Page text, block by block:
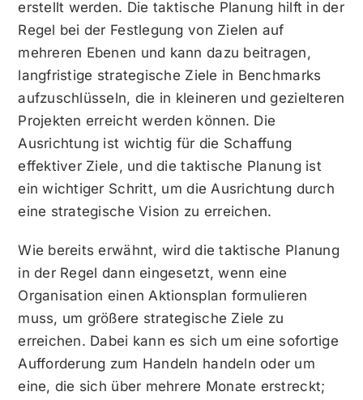
erstellt werden. Die taktische Planung hilft in der
Regel bei der Festlegung von Zielen auf
mehreren Ebenen und kann dazu beitragen,
langfristige strategische Ziele in Benchmarks
aufzuschlüsseln, die in kleineren und gezielteren
Projekten erreicht werden können. Die
Ausrichtung ist wichtig für die Schaffung
effektiver Ziele, und die taktische Planung ist
ein wichtiger Schritt, um die Ausrichtung durch
eine strategische Vision zu erreichen.
Wie bereits erwähnt, wird die taktische Planung
in der Regel dann eingesetzt, wenn eine
Organisation einen Aktionsplan formulieren
muss, um größere strategische Ziele zu
erreichen. Dabei kann es sich um eine sofortige
Aufforderung zum Handeln handeln oder um
eine, die sich über mehrere Monate erstreckt;